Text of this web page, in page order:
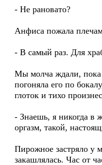
- Не рановато?
Анфиса пожала
- В самый раз. Для
Мы молча ждали,
погоняла его по
глоток и тихо
- Знаешь, я никогда в
оргазм, такой,
Пирожное застряло у
закашлялась. Час от